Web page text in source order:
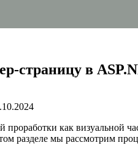
страницу в
как визуальной
разделе мы рассмотрим